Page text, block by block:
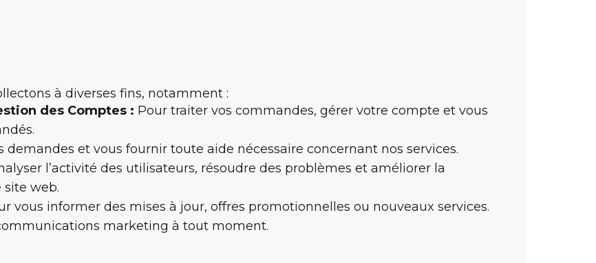
à diverses fins, notamment :
des Comptes : Pour traiter vos commandes, gérer votre compte et vous
demandes et vous fournir toute aide nécessaire concernant nos services.
l’activité des utilisateurs, résoudre des problèmes et améliorer la
web.
vous informer des mises à jour, offres promotionnelles ou nouveaux services.
marketing à tout moment.